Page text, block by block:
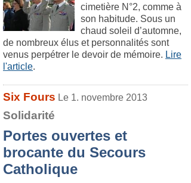
cimetière N°2, comme à
son habitude. Sous un
chaud soleil d’automne,
de nombreux élus et personnalités sont
venus perpétrer le devoir de mémoire. Lire
l'article.
Six Fours Le 1. novembre 2013
Solidarité
Portes ouvertes et
brocante du Secours
Catholique